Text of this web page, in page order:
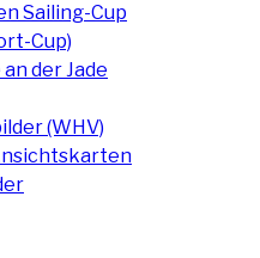
Sailing-Cup
Cup)
der Jade
(WHV)